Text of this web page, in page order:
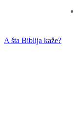
A šta Biblija kaže?